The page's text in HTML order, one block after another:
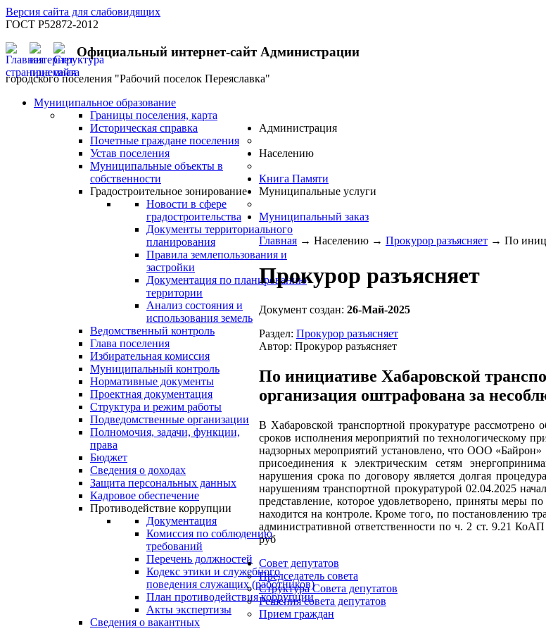
Версия сайта для слабовидящих
ГОСТ Р52872-2012
Официальный интернет-сайт Администрации
городского поселения "Рабочий поселок Переяславка"
Муниципальное образование
Границы поселения, карта
Историческая справка
Почетные граждане поселения
Устав поселения
Муниципальные объекты в
собственности
Градостроительное зонирование
Новости в сфере
градостроительства
Документы территориального
планирования
Правила землепользования и
застройки
Документация по планированию
территории
Анализ состояния и
использования земель
Ведомственный контроль
Глава поселения
Избирательная комиссия
Муниципальный контроль
Администрация
Нормативные документы
Проектная документация
Структура и режим работы
Подведомственные организации
Полномочия, задачи, функции,
права
Бюджет
Сведения о доходах
Защита персональных данных
Кадровое обеспечение
Противодействие коррупции
Документация
Комиссия по соблюдению
требований
Перечень должностей
Кодекс этики и служебного
поведения служащих (работников)
План противодействия коррупции
Акты экспертизы
Сведения о вакантных
Населению
Книга Памяти
Муниципальные услуги
Муниципальный заказ
Главная → Населению → Прокурор разъясняет → По
Прокурор разъясняет
Документ создан: 26-Май-2025
Раздел: Прокурор разъясняет
Автор: Прокурор разъясняет
По инициативе Хабаровской
организация оштрафована за
В Хабаровской транспортной прокуратуре
сроков исполнения мероприятий по технологическому
надзорных мероприятий установлено, что ООО
присоединения к электрическим сетям
нарушения срока по договору является долгая
нарушениям транспортной прокуратурой 02.04.2025
представление, которое удовлетворено, приняты меры
находится на контроле. Кроме того, по постановлению
административной ответственности по ч. 2 ст. 9.21
руб
Совет депутатов
Председатель совета
Структура Совета депутатов
Решения совета депутатов
Прием граждан